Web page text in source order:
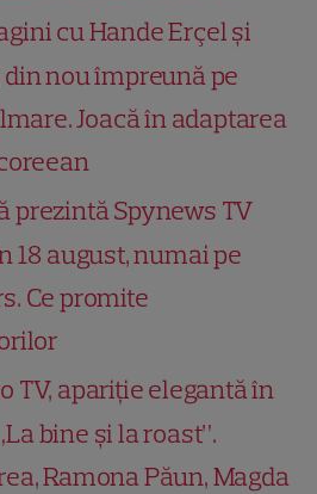
cu Hande Erçel și
din nou împreună pe
Joacă în adaptarea
prezintă Spynews TV
18 august, numai pe
Ce promite
TV, apariție elegantă în
bine și la roast”.
Ramona Păun, Magda